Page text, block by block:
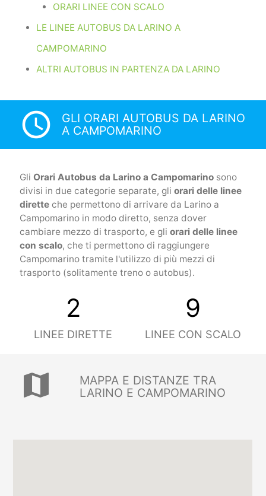
ORARI LINEE CON SCALO
LE LINEE AUTOBUS DA LARINO A
CAMPOMARINO
ALTRI AUTOBUS IN PARTENZA DA LARINO
access_time
GLI ORARI AUTOBUS DA LARINO
A CAMPOMARINO
Gli Orari Autobus da Larino a Campomarinosono
divisi in due categorie separate, gli orari delle linee
diretteche permettono di arrivare da Larino a
Campomarino in modo diretto, senza dover
cambiare mezzo di trasporto, e gli orari delle linee
con scalo, che ti permettono di raggiungere
Campomarino tramite l'utilizzo di più mezzi di
trasporto (solitamente treno o autobus).
2
LINEE DIRETTE
9
LINEE CON SCALO
map
MAPPA E DISTANZE TRA
LARINO E CAMPOMARINO